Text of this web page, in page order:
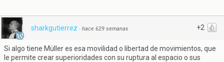
+2
sharkgutierrez · hace 629 semanas
Si algo tiene Müller es esa movilidad o libertad de movimientos, que
le permite crear superioridades con su ruptura al espacio o sus